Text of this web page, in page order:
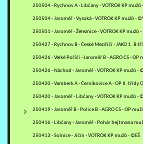
250504 - Rychnov A - Libčany - VOTROK KP mužů
250504 - Jaroměř - Vysoká - VOTROK KP mužů -
250501 - Jaroměř - Železnice - VOTROK KP mužů
250427 - Rychnov B - České Meziříčí - JAKO 1. B
250426 - Velké Poříčí - Jaroměř B - AGRO CS - OP
250426 - Náchod - Jaroměř - VOTROK KP mužů -
250420 - Vamberk A - Černíkovice A - OP II. třídy
250420 - Jaroměř - Libčany - VOTROK KP mužů -
250419 - Jaroměř B - Police B - AGRO CS - OP
250416 - Libčany - Jaroměř - Pohár hejtmana
250413 - Solnice - Jičín - VOTROK KP mužů - ©EŠ